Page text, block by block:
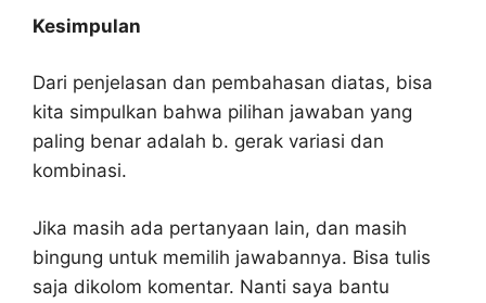
Kesimpulan
Dari penjelasan dan pembahasan diatas, bisa
kita simpulkan bahwa pilihan jawaban yang
paling benar adalah b. gerak variasi dan
kombinasi.
Jika masih ada pertanyaan lain, dan masih
bingung untuk memilih jawabannya. Bisa tulis
saja dikolom komentar. Nanti saya bantu